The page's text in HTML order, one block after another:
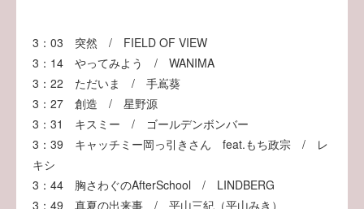
3：03 突然 / FIELD OF VIEW
3：14 やってみよう / WANIMA
3：22 ただいま / 手嶌葵
3：27 創造 / 星野源
3：31 キスミー / ゴールデンボンバー
3：39 キャッチミー岡っ引きさん feat.もち政宗 / レ
キシ
3：44 胸さわぐのAfterSchool / LINDBERG
3：49 真夏の出来事 / 平山三紀（平山みき）